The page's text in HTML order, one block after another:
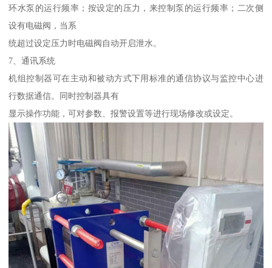
环水泵的运行频率；按设定的压力，来控制泵的运行频率；二次侧
设有电磁阀，当系
统超过设定压力时电磁阀自动开启泄水。
7、通讯系统
机组控制器可在主动和被动方式下用标准的通信协议与监控中心进
行数据通信。同时控制器具有
显示操作功能，可对参数、报警设置等进行现场修改或设定。